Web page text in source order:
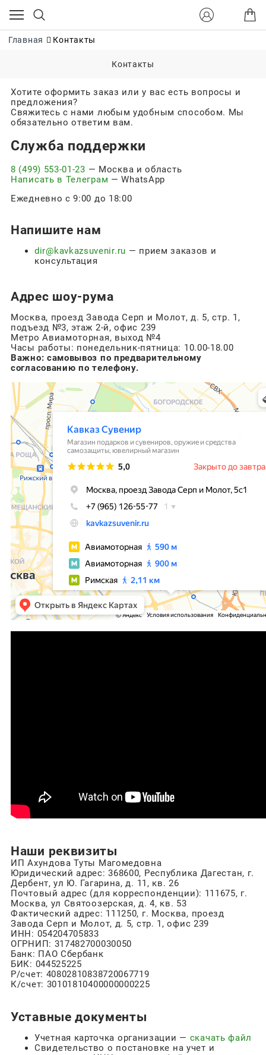
Главная Контакты
Контакты
Хотите оформить заказ или у вас есть вопросы и
предложения?
Свяжитесь с нами любым удобным способом. Мы
обязательно ответим вам.
Служба поддержки
8 (499) 553-01-23 — Москва и область
Написать в Телеграм — WhatsApp
Ежедневно с 9:00 до 18:00
Напишите нам
dir@kavkazsuvenir.ru — прием заказов и
консультация
Адрес шоу-рума
Москва, проезд Завода Серп и Молот, д. 5, стр. 1,
подъезд №3, этаж 2-й, офис 239
Метро Авиамоторная, выход №4
Часы работы: понедельник-пятница: 10.00-18.00
Важно: самовывоз по предварительному
согласованию по телефону.
Наши реквизиты
ИП Ахундова Туты Магомедовна
Юридический адрес: 368600, Республика Дагестан, г.
Дербент, ул Ю. Гагарина, д. 11, кв. 26
Почтовый адрес (для корреспонденции): 111675, г.
Москва, ул Святоозерская, д. 4, кв. 53
Фактический адрес: 111250, г. Москва, проезд
Завода Серп и Молот, д. 5, стр. 1, офис 239
ИНН: 054204705833
ОГРНИП: 317482700030050
Банк: ПАО Сбербанк
БИК: 044525225
Р/счет: 40802810838720067719
К/счет: 30101810400000000225
Уставные документы
Учетная карточка организации — скачать файл
Свидетельство о постановке на учет и